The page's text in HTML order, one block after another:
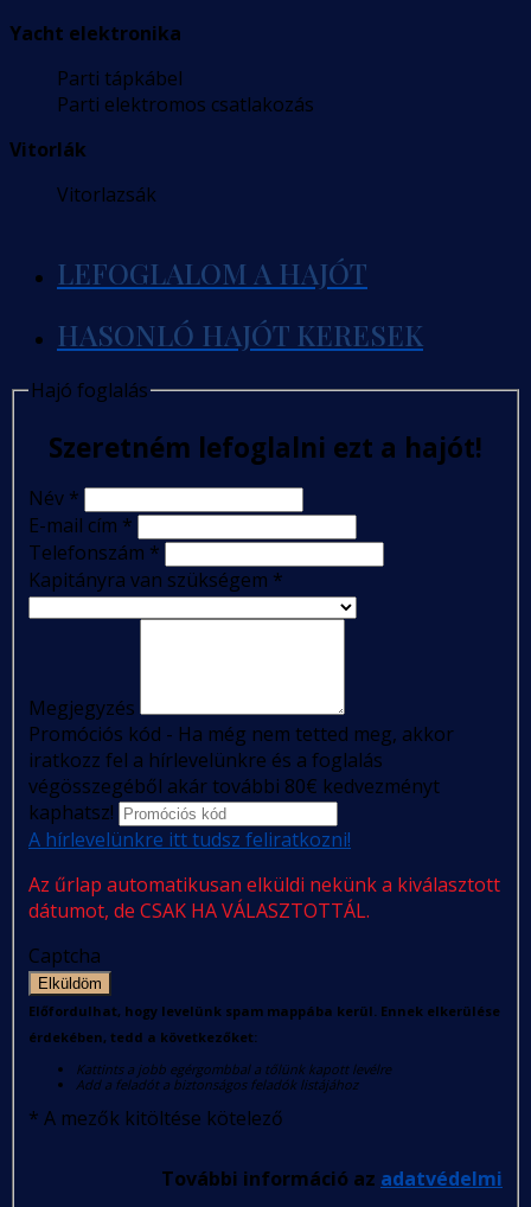
Yacht elektronika
Parti tápkábel
Parti elektromos csatlakozás
Vitorlák
Vitorlazsák
LEFOGLALOM A HAJÓT
HASONLÓ HAJÓT KERESEK
Hajó foglalás
Szeretném lefoglalni ezt a hajót!
Név *
E-mail cím *
Telefonszám *
Kapitányra van szükségem *
Megjegyzés
Promóciós kód - Ha még nem tetted meg, akkor
iratkozz fel a hírlevelünkre és a foglalás
végösszegéből akár további 80€ kedvezményt
kaphatsz!
A hírlevelünkre itt tudsz feliratkozni!
Az űrlap automatikusan elküldi nekünk a kiválasztott
dátumot, de CSAK HA VÁLASZTOTTÁL.
Captcha
Elküldöm
Előfordulhat, hogy levelünk spam mappába kerül. Ennek elkerülése
érdekében, tedd a következőket:
Kattints a jobb egérgombbal a tőlünk kapott levélre
Add a feladót a biztonságos feladók listájához
* A mezők kitöltése kötelező
További információ az adatvédelmi